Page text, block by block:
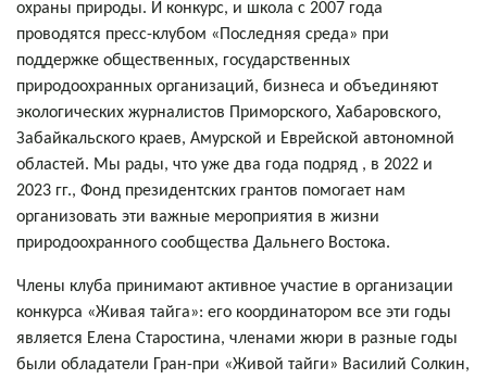
охраны природы. И конкурс, и школа с 2007 года
проводятся пресс-клубом «Последняя среда» при
поддержке общественных, государственных
природоохранных организаций, бизнеса и объединяют
экологических журналистов Приморского, Хабаровского,
Забайкальского краев, Амурской и Еврейской автономной
областей. Мы рады, что уже два года подряд , в 2022 и
2023 гг., Фонд президентских грантов помогает нам
организовать эти важные мероприятия в жизни
природоохранного сообщества Дальнего Востока.
Члены клуба принимают активное участие в организации
конкурса «Живая тайга»: его координатором все эти годы
является Елена Старостина, членами жюри в разные годы
были обладатели Гран-при «Живой тайги» Василий Солкин,